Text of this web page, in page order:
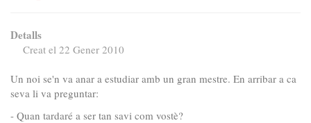
Detalls
Creat el 22 Gener 2010
Un noi se'n va anar a estudiar amb un gran mestre. En arribar a ca
seva li va preguntar:
- Quan tardaré a ser tan savi com vostè?